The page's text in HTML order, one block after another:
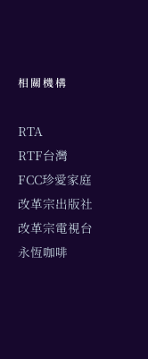
相關機構
RTA
RTF台灣
FCC珍愛家庭
改革宗出版社
改革宗電視台
永恆咖啡